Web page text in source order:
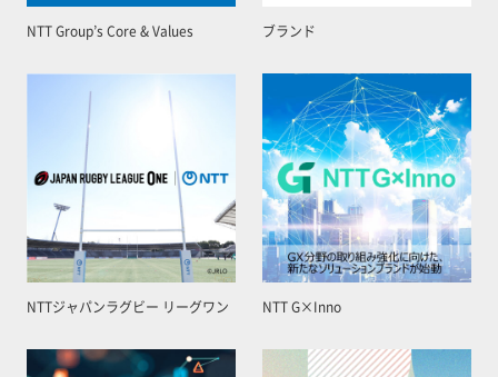
NTT Group’s Core & Values ブランド
NTTジャパンラグビー リーグワン NTT G×Inno